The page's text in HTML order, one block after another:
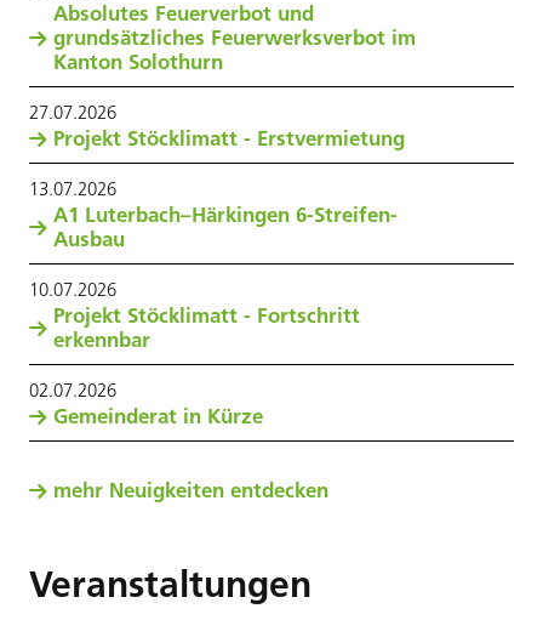
Absolutes Feuerverbot und
grundsätzliches Feuerwerksverbot im
Kanton Solothurn
27.07.2026
Projekt Stöcklimatt - Erstvermietung
13.07.2026
A1 Luterbach–Härkingen 6-Streifen-
Ausbau
10.07.2026
Projekt Stöcklimatt - Fortschritt
erkennbar
02.07.2026
Gemeinderat in Kürze
mehr Neuigkeiten entdecken
Veranstaltungen